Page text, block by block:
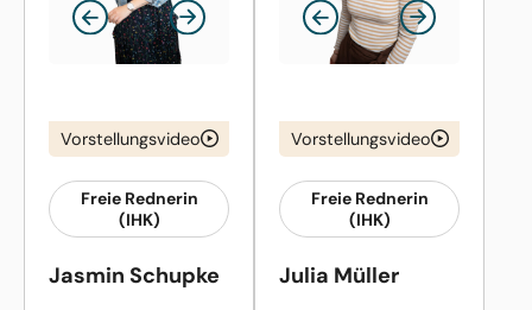
Vorstellungsvideo
Freie Rednerin
(IHK)
Jasmin Schupke
Vorstellungsvideo
Freie Rednerin
(IHK)
Julia Müller